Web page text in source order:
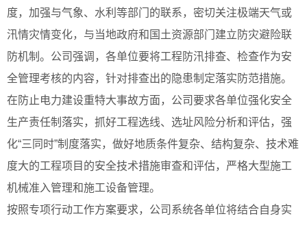
度，加强与气象、水利等部门的联系，密切关注极端天气或
汛情灾情变化，与当地政府和国土资源部门建立防灾避险联
防机制。公司强调，各单位要将工程防汛排查、检查作为安
全管理考核的内容，针对排查出的隐患制定落实防范措施。
在防止电力建设重特大事故方面，公司要求各单位强化安全
生产责任制落实，抓好工程选线、选址风险分析和评估，强
化“三同时”制度落实，做好地质条件复杂、结构复杂、技术难
度大的工程项目的安全技术措施审查和评估，严格大型施工
机械准入管理和施工设备管理。
按照专项行动工作方案要求，公司系统各单位将结合自身实